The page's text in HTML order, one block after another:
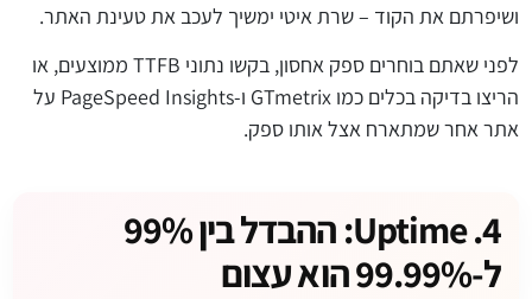
ושיפרתם את הקוד – שרת איטי ימשיך לעכב את טעינת האתר.
לפני שאתם בוחרים ספק אחסון, בקשו נתוני TTFB ממוצעים, או
הריצו בדיקה בכלים כמו GTmetrix ו-PageSpeed Insights על
אתר אחר שמתארח אצל אותו ספק.
4. Uptime: ההבדל בין 99%
ל-99.99% הוא עצום